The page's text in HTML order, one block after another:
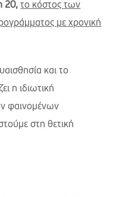
20,το κόστος των
με χρονική
και το
η ιδιωτική
φαινομένων
στη θετική